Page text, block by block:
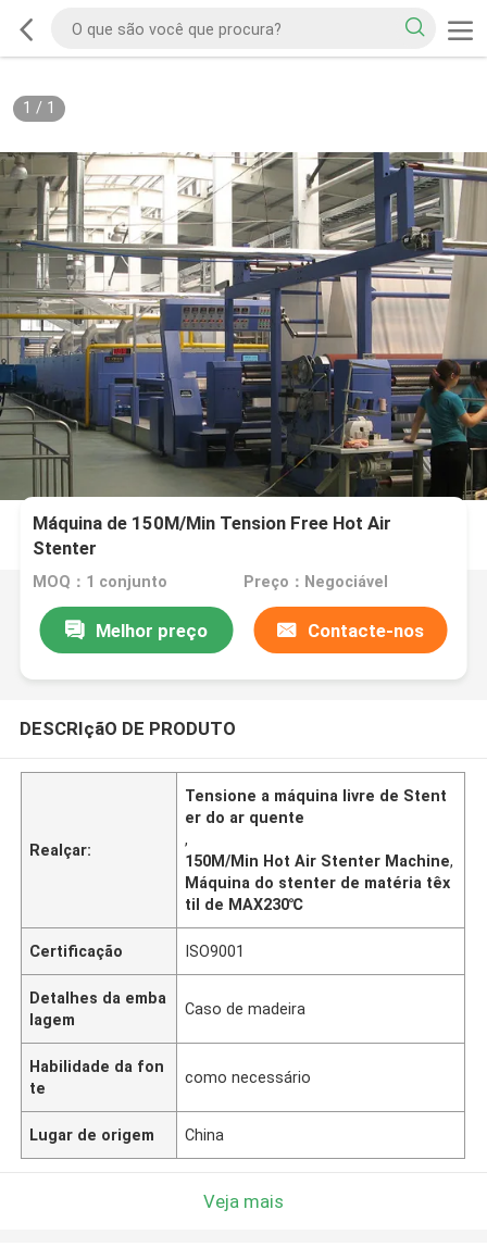
1 / 1
Máquina de 150M/Min Tension Free Hot Air
Stenter
MOQ：1 conjunto Preço：Negociável
Melhor preço Contacte-nos
DESCRIçãO DE PRODUTO
Realçar:
Tensione a máquina livre de Stent
er do ar quente
,
150M/Min Hot Air Stenter Machine,
Máquina do stenter de matéria têx
til de MAX230℃
Certificação ISO9001
Detalhes da emba
lagem
Caso de madeira
Habilidade da fon
te
como necessário
Lugar de origem China
Veja mais